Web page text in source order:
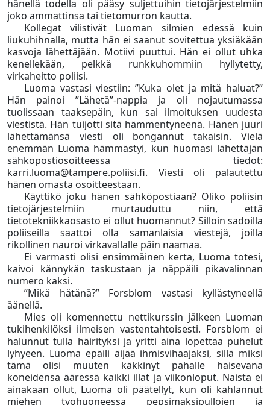
hänellä todella oli pääsy suljettuihin tietojärjestelmiin
joko ammattinsa tai tietomurron kautta.
Kollegat vilistivät Luoman silmien edessä kuin
liukuhihnalla, mutta hän ei saanut sovitettua yksiäkään
kasvoja lähettäjään. Motiivi puuttui. Hän ei ollut uhka
kenellekään, pelkkä runkkuhommiin hyllytetty,
virkaheitto poliisi.
Luoma vastasi viestiin: ”Kuka olet ja mitä haluat?”
Hän painoi ”Lähetä”-nappia ja oli nojautumassa
tuolissaan taaksepäin, kun sai ilmoituksen uudesta
viestistä. Hän tuijotti sitä hämmentyneenä. Hänen juuri
lähettämänsä viesti oli bongannut takaisin. Vielä
enemmän Luoma hämmästyi, kun huomasi lähettäjän
sähköpostiosoitteessa tiedot:
karri.luoma@tampere.poliisi.fi. Viesti oli palautettu
hänen omasta osoitteestaan.
Käyttikö joku hänen sähköpostiaan? Oliko poliisin
tietojärjestelmiin murtauduttu niin, että
tietotekniikkaosasto ei ollut huomannut? Silloin sadoilla
poliiseilla saattoi olla samanlaisia viestejä, joilla
rikollinen nauroi virkavallalle päin naamaa.
Ei varmasti olisi ensimmäinen kerta, Luoma totesi,
kaivoi kännykän taskustaan ja näppäili pikavalinnan
numero kaksi.
”Mikä hätänä?” Forsblom vastasi kyllästyneellä
äänellä.
Mies oli komennettu nettikurssin jälkeen Luoman
tukihenkilöksi ilmeisen vastentahtoisesti. Forsblom ei
halunnut tulla häirityksi ja yritti aina lopettaa puhelut
lyhyeen. Luoma epäili äijää ihmisvihaajaksi, sillä miksi
tämä olisi muuten käkkinyt pahalle haisevana
koneidensa ääressä kaikki illat ja viikonloput. Naista ei
ainakaan ollut, Luoma oli päätellyt, kun oli kahlannut
miehen työhuoneessa pepsimaksipullojen ja